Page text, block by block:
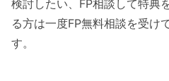
検討したい、FP相談して特典
る方は一度FP無料相談を受け
す。